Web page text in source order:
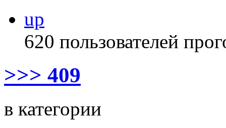
up
620 пользователей
>>> 409
в категории